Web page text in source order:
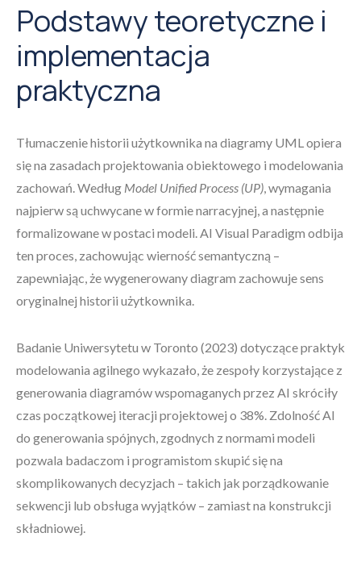
Podstawy teoretyczne i
implementacja
praktyczna
Tłumaczenie historii użytkownika na diagramy UML opiera
się na zasadach projektowania obiektowego i modelowania
zachowań. Według Model Unified Process (UP), wymagania
najpierw są uchwycane w formie narracyjnej, a następnie
formalizowane w postaci modeli. AI Visual Paradigm odbija
ten proces, zachowując wierność semantyczną –
zapewniając, że wygenerowany diagram zachowuje sens
oryginalnej historii użytkownika.
Badanie Uniwersytetu w Toronto (2023) dotyczące praktyk
modelowania agilnego wykazało, że zespoły korzystające z
generowania diagramów wspomaganych przez AI skróciły
czas początkowej iteracji projektowej o 38%. Zdolność AI
do generowania spójnych, zgodnych z normami modeli
pozwala badaczom i programistom skupić się na
skomplikowanych decyzjach – takich jak porządkowanie
sekwencji lub obsługa wyjątków – zamiast na konstrukcji
składniowej.